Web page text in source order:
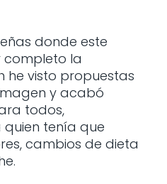
donde este
completo la
he visto propuestas
y acabó
todos,
tenía que
cambios de dieta